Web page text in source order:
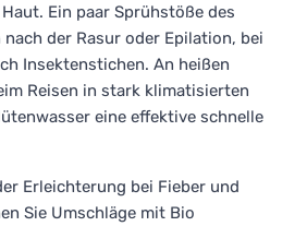
Ein paar Sprühstöße des
der Rasur oder Epilation, bei
Insektenstichen. An heißen
Reisen in stark klimatisierten
eine effektive schnelle
Erleichterung bei Fieber und
Sie Umschläge mit Bio